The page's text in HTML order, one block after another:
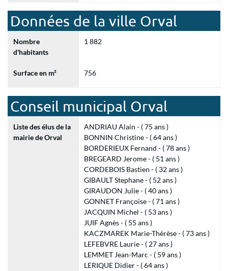
Données de la ville Orval
Nombre
d'habitants
1 882
Surface en m² 756
Conseil municipal Orval
Liste des élus de la
mairie de Orval
ANDRIAU Alain - ( 75 ans )
BONNIN Christine - ( 64 ans )
BORDERIEUX Fernand - ( 78 ans )
BREGEARD Jerome - ( 51 ans )
CORDEBOIS Bastien - ( 32 ans )
GIBAULT Stephane - ( 52 ans )
GIRAUDON Julie - ( 40 ans )
GONNET Françoise - ( 71 ans )
JACQUIN Michel - ( 53 ans )
JUIF Agnès - ( 55 ans )
KACZMAREK Marie-Thérèse - ( 73 ans )
LEFEBVRE Laurie - ( 27 ans )
LEMMET Jean-Marc - ( 59 ans )
LERIQUE Didier - ( 64 ans )